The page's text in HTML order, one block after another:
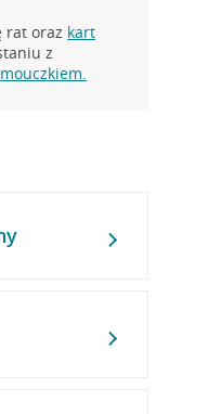
rat oraz kart
z